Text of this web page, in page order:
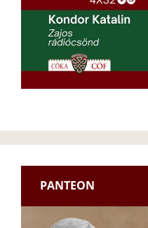
PANTEON